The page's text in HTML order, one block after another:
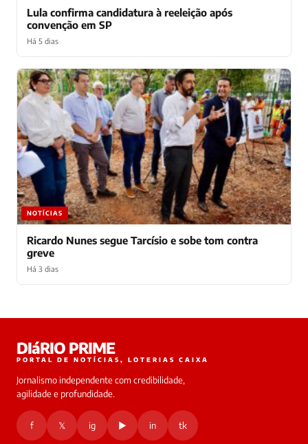
Lula confirma candidatura à reeleição após
convenção em SP
Há 5 dias
NOTÍCIAS
Ricardo Nunes segue Tarcísio e sobe tom contra
greve
Há 3 dias
online
DIáRIO PRIME
PORTAL DE NOTÍCIAS, LOTERIAS CAIXA
Jornalismo independente com credibilidade,
agilidade e profundidade.
f 𝕏 ig ▶ in tk